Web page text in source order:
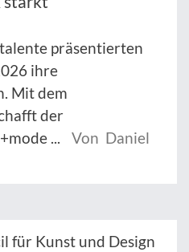
präsentierten
ihre
Mit dem
der
...
Von Daniel
für Kunst und Design